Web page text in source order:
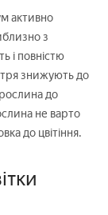
активно
з
і повністю
знижують до
до
не варто
до цвітіння.